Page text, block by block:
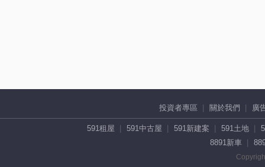
投資者專區 關於我們 廣
591租屋 591中古屋 591新建案 591土地
8891新車